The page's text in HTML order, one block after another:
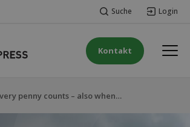
Suche Login
Kontakt
Every penny counts – also when you have to drive green and fossil-free